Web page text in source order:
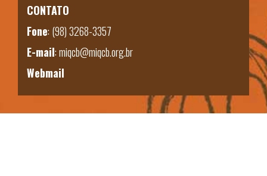
CONTATO
Fone: (98) 3268-3357
E-mail:miqcb@miqcb.org.br
Webmail